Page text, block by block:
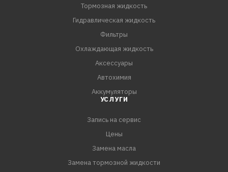
Тормозная жидкость
Гидравлическая жидкость
Фильтры
Охлаждающая жидкость
Аксессуары
Автохимия
Аккумуляторы
УСЛУГИ
Запись на сервис
Цены
Замена масла
Замена тормозной жидкости